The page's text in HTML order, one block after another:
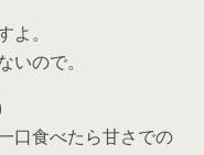
。
ので。
口食べたら甘さでの